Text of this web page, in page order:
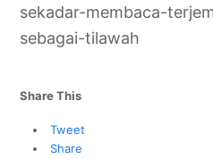
sekadar-membaca-
sebagai-tilawah
Share This
Tweet
Share